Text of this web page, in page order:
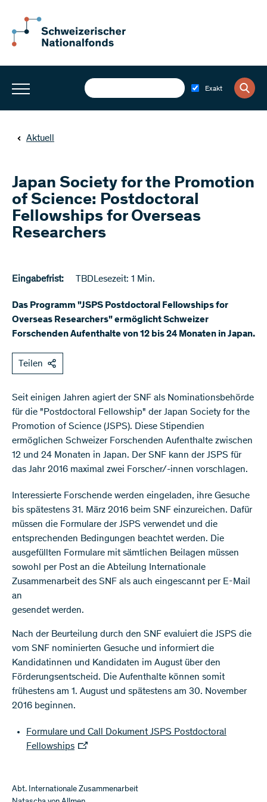
Exakt
Aktuell
Japan Society for the Promotion
of Science: Postdoctoral
Fellowships for Overseas
Researchers
Eingabefrist: TBDLesezeit: 1 Min.
Das Programm "JSPS Postdoctoral Fellowships for
Overseas Researchers" ermöglicht Schweizer
Forschenden Aufenthalte von 12 bis 24 Monaten in Japan.
Teilen
​​Seit einigen Jahren agiert der SNF als Nominationsbehörde
für die "Postdoctoral Fellowship" der Japan Society for the
Promotion of Science (JSPS). Diese Stipendien
ermöglichen Schweizer Forschenden Aufenthalte zwischen
12 und 24 Monaten in Japan. Der SNF kann der JSPS für
das Jahr 2016 maximal zwei Forscher/-innen vorschlagen.
Interessierte Forschende werden eingeladen, ihre Gesuche
bis spätestens 31. März 2016 beim SNF einzureichen. Dafür
müssen die Formulare der JSPS verwendet und die
entsprechenden Bedingungen beachtet werden. Die
ausgefüllten Formulare mit sämtlichen Beilagen müssen
sowohl per Post an die Abteilung Internationale
Zusammenarbeit des SNF als auch eingescannt per E-Mail
an
gesendet werden.
Nach der Beurteilung durch den SNF evaluiert die JSPS die
vom SNF nominierten Gesuche und informiert die
Kandidatinnen und Kandidaten im August über den
Förderungsentscheid. Die Aufenthalte können somit
frühestens am 1. August und spätestens am 30. November
2016 beginnen.
Formulare und Call Dokument JSPS Postdoctoral
Fellowships
Abt. Internationale Zusammenarbeit